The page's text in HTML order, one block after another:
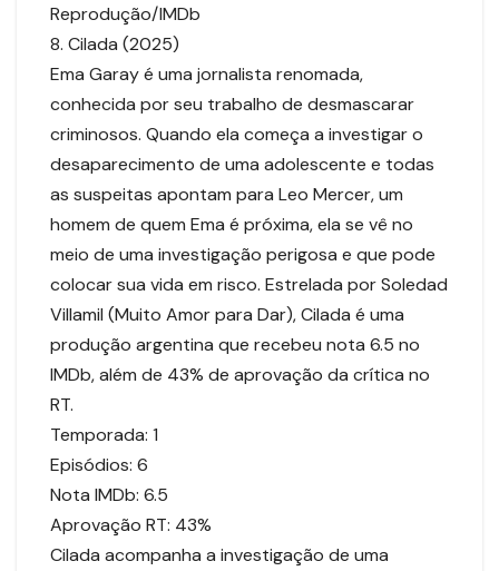
Reprodução/IMDb
8. Cilada (2025)
Ema Garay é uma jornalista renomada,
conhecida por seu trabalho de desmascarar
criminosos. Quando ela começa a investigar o
desaparecimento de uma adolescente e todas
as suspeitas apontam para Leo Mercer, um
homem de quem Ema é próxima, ela se vê no
meio de uma investigação perigosa e que pode
colocar sua vida em risco. Estrelada por Soledad
Villamil (Muito Amor para Dar), Cilada é uma
produção argentina que recebeu nota 6.5 no
IMDb, além de 43% de aprovação da crítica no
RT.
Temporada: 1
Episódios: 6
Nota IMDb: 6.5
Aprovação RT: 43%
Cilada acompanha a investigação de uma